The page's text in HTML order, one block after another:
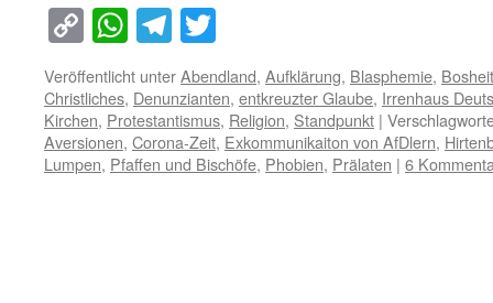
Copy
Link
WhatsApp
Telegram
Veröffentlicht unterAbendland, Aufklärung, Blasphemie,
Christliches, Denunzianten, entkreuzter Glaube, Irrenhaus
Kirchen, Protestantismus, Religion, Standpunkt |
Aversionen, Corona-Zeit, Exkommunikaiton von AfDlern,
Lumpen, Pfaffen und Bischöfe, Phobien, Prälaten | 6